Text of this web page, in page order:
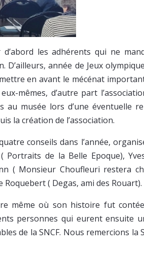
les adhérents qui ne
D’ailleurs, année de Jeux
en avant le mécénat
mêmes, d’autre part
musée lors d’une éventuelle
la création de l’association.
conseils dans l’année,
Portraits de la Belle Epoque),
( Monsieur Choufleuri restera
( Degas, ami des Rouart).
même où son histoire fut
personnes qui eurent ensuite
de la SNCF. Nous remercions la